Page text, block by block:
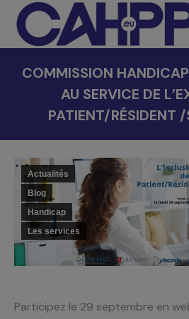
COMMISSION
AU SERVICE DE
PATIENT/RÉSIDENT
Actualités
Blog
Handicap
Les services
Participez le 29 septembre en